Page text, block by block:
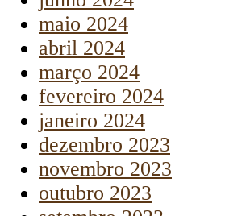
maio 2024
abril 2024
março 2024
fevereiro 2024
janeiro 2024
dezembro 2023
novembro 2023
outubro 2023